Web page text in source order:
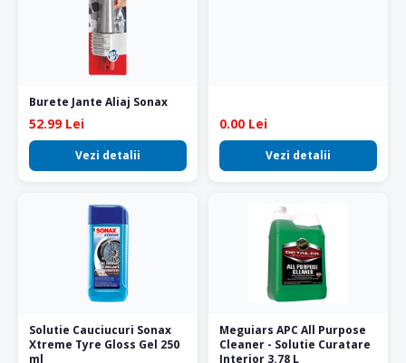
Burete Jante Aliaj Sonax
52.99 Lei
Vezi detalii
0.00 Lei
Vezi detalii
Solutie Cauciucuri Sonax
Xtreme Tyre Gloss Gel 250
ml
Meguiars APC All Purpose
Cleaner - Solutie Curatare
Interior 3.78 L